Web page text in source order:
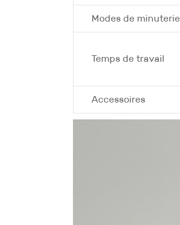
Modes de minuterie
Temps de travail
Accessoires